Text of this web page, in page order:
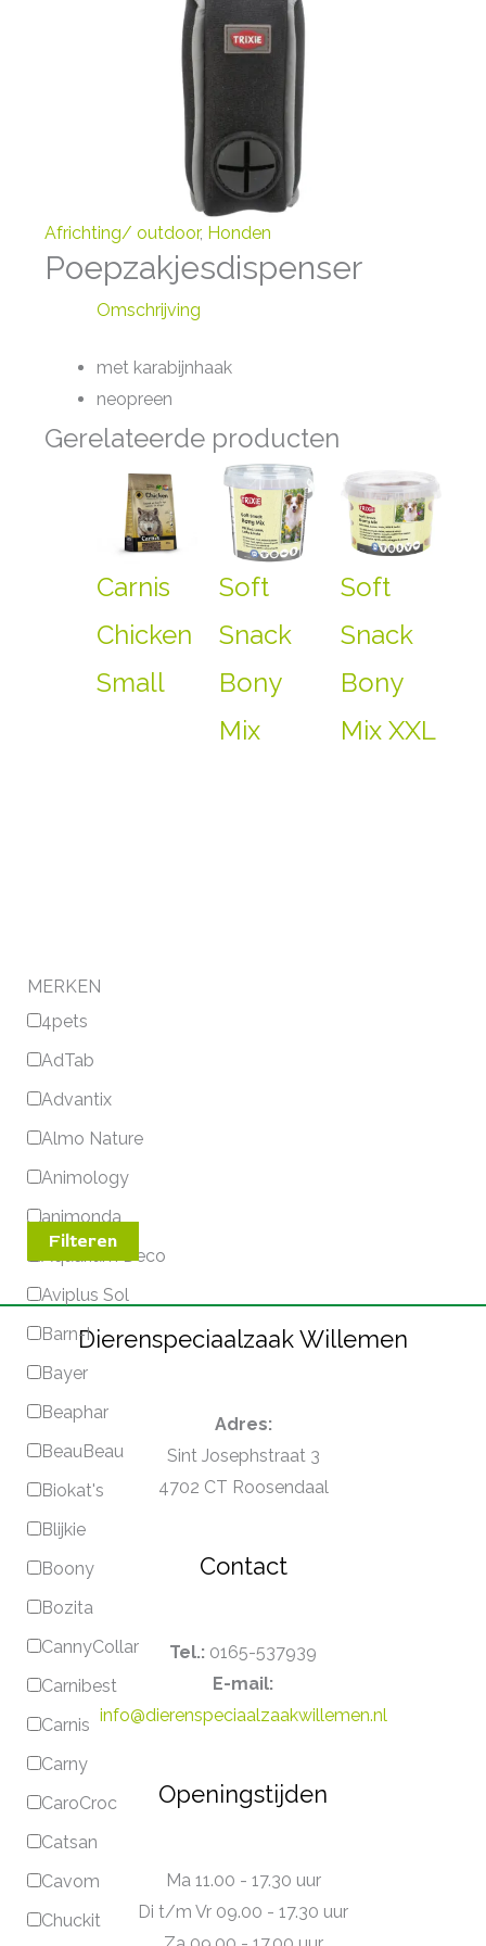
Africhting/ outdoor, Honden
Poepzakjesdispenser
Omschrijving
met karabijnhaak
neopreen
Gerelateerde producten
Carnis
Chicken
Small
Soft
Snack
Bony
Mix
Soft
Snack
Bony
Mix XXL
MERKEN
4pets
AdTab
Advantix
Almo Nature
Animology
animonda
Aquarium Deco
Aviplus Sol
Barn-I
Bayer
Beaphar
BeauBeau
Biokat's
Blijkie
Boony
Bozita
CannyCollar
Carnibest
Carnis
Carny
CaroCroc
Catsan
Cavom
Chuckit
Filteren
Dierenspeciaalzaak Willemen
Adres:
Sint Josephstraat 3
4702 CT Roosendaal
Contact
Tel.: 0165-537939
E-mail:
info@dierenspeciaalzaakwillemen.nl
Openingstijden
Ma 11.00 - 17.30 uur
Di t/m Vr 09.00 - 17.30 uur